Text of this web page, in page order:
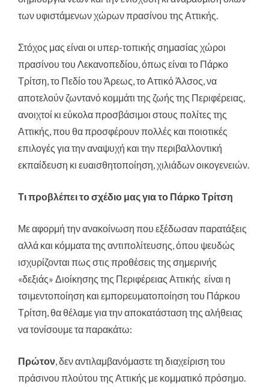
των υφιστάμενων χώρων πρασίνου της Αττικής.
Στόχος μας είναι οι υπερ-τοπικής σημασίας χώροι
πρασίνου του Λεκανοπεδίου, όπως είναι το Πάρκο
Τρίτση, το Πεδίο του Άρεως, το Αττικό Άλσος, να
αποτελούν ζωντανό κομμάτι της ζωής της Περιφέρειας,
ανοιχτοί κι εύκολα προσβάσιμοι στους πολίτες της
Αττικής, που θα προσφέρουν πολλές και ποιοτικές
επιλογές για την αναψυχή και την περιβαλλοντική
εκπαίδευση κι ευαισθητοποίηση, χιλιάδων οικογενειών.
Τι προβλέπει το σχέδιο μας για το Πάρκο Τρίτση
Με αφορμή την ανακοίνωση που εξέδωσαν παρατάξεις
αλλά και κόμματα της αντιπολίτευσης, όπου ψευδώς
ισχυρίζονται πως στις προθέσεις της σημερινής
«δεξιάς» Διοίκησης της Περιφέρειας Αττικής είναι η
τσιμεντοποίηση και εμπορευματοποίηση του Πάρκου
Τρίτση, θα θέλαμε για την αποκατάσταση της αλήθειας
να τονίσουμε τα παρακάτω:
Πρώτον, δεν αντιλαμβανόμαστε τη διαχείριση του
πράσινου πλούτου της Αττικής με κομματικό πρόσημο.